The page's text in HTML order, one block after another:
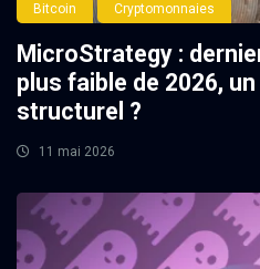
Bitcoin Cryptomonnaies
MicroStrategy :
plus faible de 2026,
structurel ?
11 mai 2026